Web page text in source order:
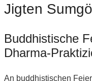
Jigten
Buddhistische
Dharma-
An buddhistischen